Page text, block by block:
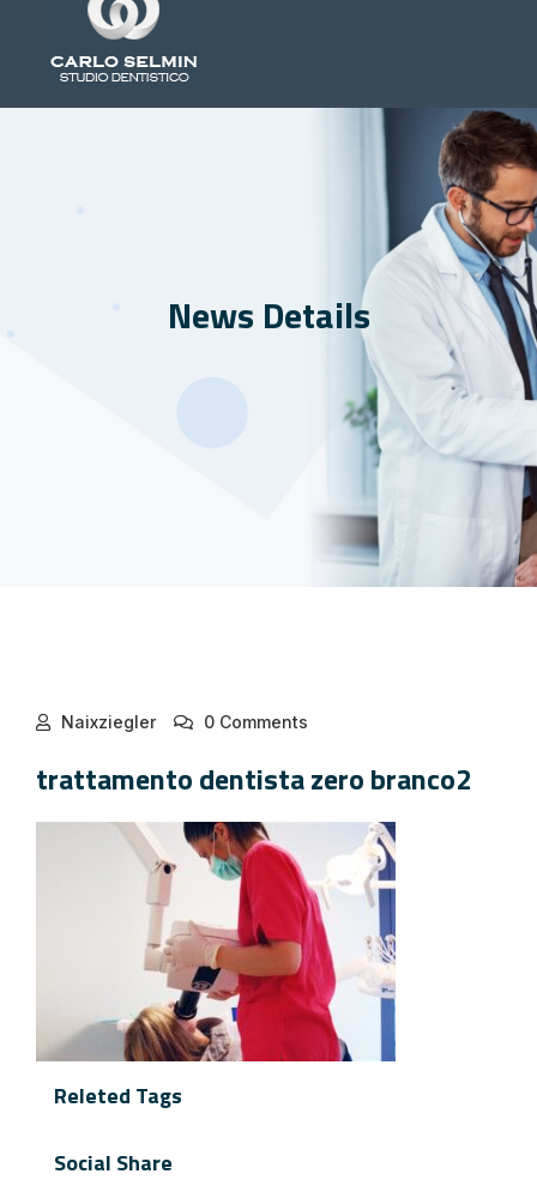
News Details
Naixziegler 0 Comments
trattamento dentista zero branco2
Releted Tags
Social Share